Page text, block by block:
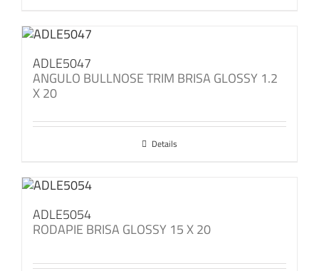
ADLE5047
ANGULO BULLNOSE TRIM BRISA GLOSSY 1.2
X 20
Details
ADLE5054
RODAPIE BRISA GLOSSY 15 X 20